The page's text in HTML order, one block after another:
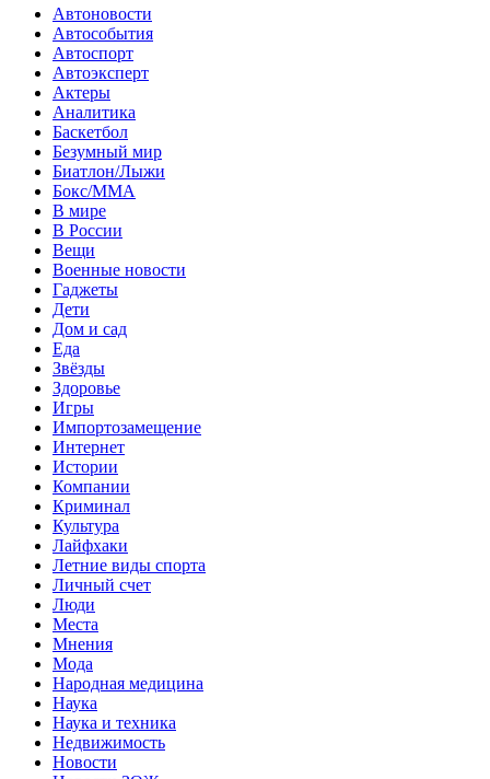
Автоновости
Автособытия
Автоспорт
Автоэксперт
Актеры
Аналитика
Баскетбол
Безумный мир
Биатлон/Лыжи
Бокс/MMA
В мире
В России
Вещи
Военные новости
Гаджеты
Дети
Дом и сад
Еда
Звёзды
Здоровье
Игры
Импортозамещение
Интернет
Истории
Компании
Криминал
Культура
Лайфхаки
Летние виды спорта
Личный счет
Люди
Места
Мнения
Мода
Народная медицина
Наука
Наука и техника
Недвижимость
Новости